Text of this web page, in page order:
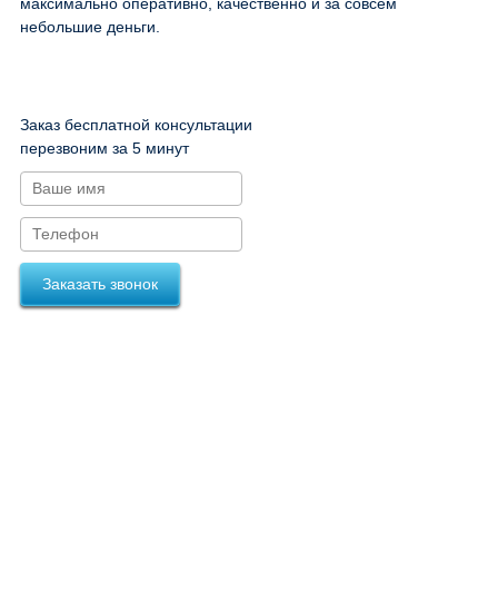
небольшие деньги.
Заказ бесплатной консультации
перезвоним за 5 минут
Заказать звонок